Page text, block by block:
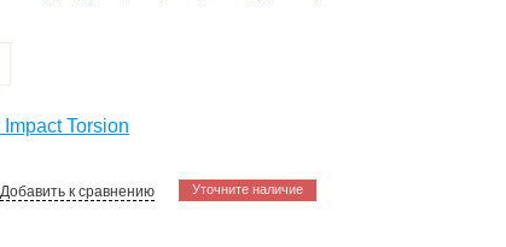
Torsion
Уточните наличие
Добавить к сравнению